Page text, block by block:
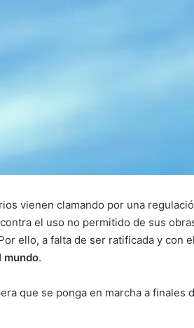
vienen clamando por una
el uso no permitido de sus
ello, a falta de ser ratificada y con
mundo.
que se ponga en marcha a